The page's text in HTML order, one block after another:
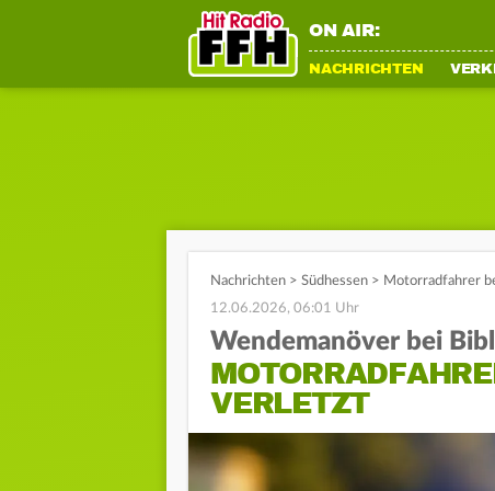
ON AIR:
NACHRICHTEN
Nachrichten > Südhessen > Motorradfahrer
12.06.2026, 06:01 Uhr
Wendemanöver bei
VERLETZT